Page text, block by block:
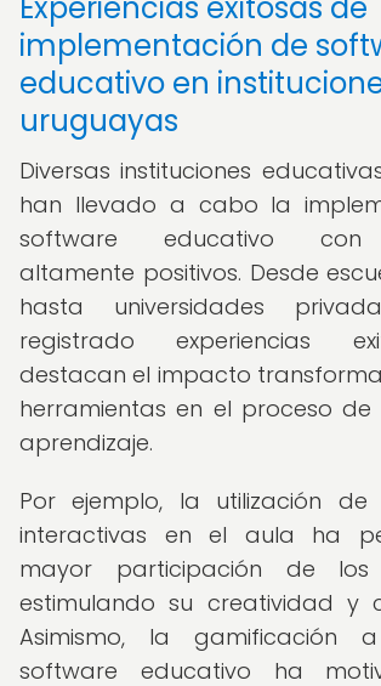
implementación de
educativo en
uruguayas
Diversas instituciones
han llevado a cabo la
software educativo con
altamente positivos. Desde
hasta universidades
registrado experiencias
destacan el impacto
herramientas en el proceso de
aprendizaje.
Por ejemplo, la utilización de
interactivas en el aula ha
mayor participación de los
estimulando su creatividad y
Asimismo, la gamificación
software educativo ha